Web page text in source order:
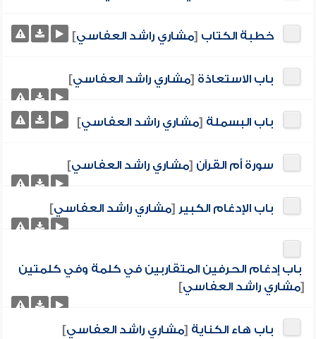
خطبة الكتاب [مشاري راشد العفاسي]
باب الاستعاذة [مشاري راشد العفاسي]
باب البسملة [مشاري راشد العفاسي]
سورة أم القرآن [مشاري راشد العفاسي]
باب الإدغام الكبير [مشاري راشد العفاسي]
باب إدغام الحرفين المتقاربين في كلمة وفي كلمتين
[مشاري راشد العفاسي]
باب هاء الكناية [مشاري راشد العفاسي]